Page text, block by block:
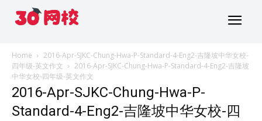
Home
2016-Apr-SJKC-Chung-Hwa-P-Standard-4-Eng2-吉隆坡中华女校-
四年级-英文作文
2016-Apr-SJKC-Chung-Hwa-P-Standard-4-Eng2-吉隆坡
中华女校-四年级-英文作文
2016-Apr-SJKC-Chung-Hwa-P-
Standard-4-Eng2-吉隆坡中华女校-四